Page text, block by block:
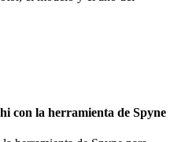
con la herramienta de Spyne